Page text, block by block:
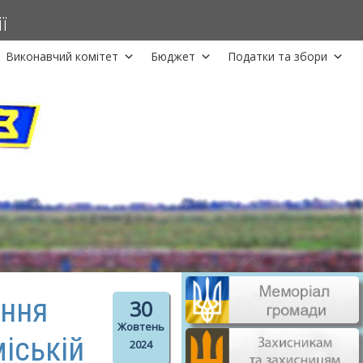
Виконавчий комітет Бюджет Податки та збори
30
Жовтень
2024